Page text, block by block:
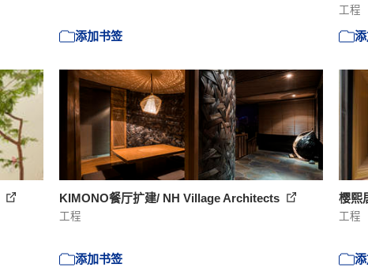
添加书签
工程
KIMONO餐厅扩建/ NH Village Architects
工程
添加书签
樱熙
工程